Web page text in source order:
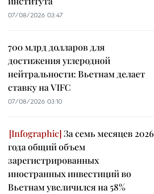
07/08/2026 03:47
700 млрд долларов для
достижения углеродной
нейтральности: Вьетнам делает
ставку на VIFC
07/08/2026 03:10
За семь месяцев 2026
года общий объем
зарегистрированных
иностранных инвестиций во
Вьетнам увеличился на 58%